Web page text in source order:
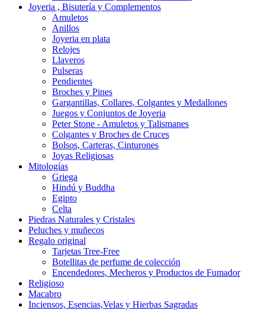
Joyeria , Bisutería y Complementos
Amuletos
Anillos
Joyeria en plata
Relojes
Llaveros
Pulseras
Pendientes
Broches y Pines
Gargantillas, Collares, Colgantes y Medallones
Juegos y Conjuntos de Joyeria
Peter Stone - Amuletos y Talismanes
Colgantes y Broches de Cruces
Bolsos, Carteras, Cinturones
Joyas Religiosas
Mitologías
Griega
Hindú y Buddha
Egipto
Celta
Piedras Naturales y Cristales
Peluches y muñecos
Regalo original
Tarjetas Tree-Free
Botellitas de perfume de colección
Encendedores, Mecheros y Productos de Fumador
Religioso
Macabro
Inciensos, Esencias,Velas y Hierbas Sagradas